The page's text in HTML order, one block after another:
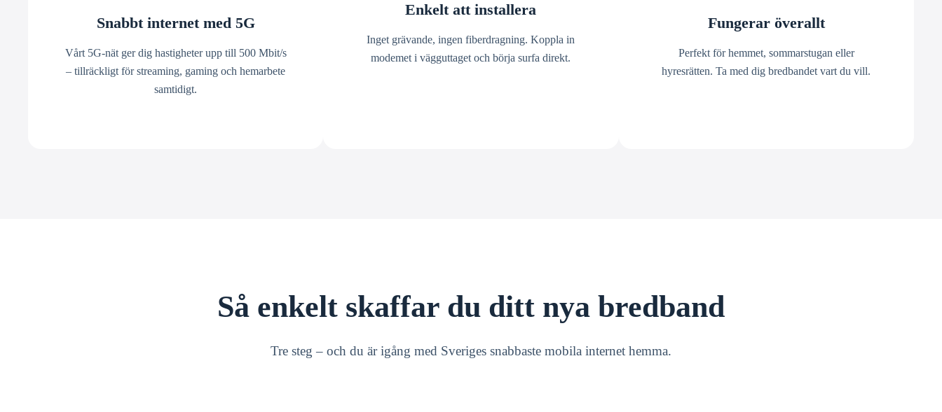
Snabbt internet med 5G
Vårt 5G-nät ger dig hastigheter upp till 500 Mbit/s
– tillräckligt för streaming, gaming och hemarbete
samtidigt.
Enkelt att installera
Inget grävande, ingen fiberdragning. Koppla in
modemet i vägguttaget och börja surfa direkt.
Fungerar överallt
Perfekt för hemmet, sommarstugan eller
hyresrätten. Ta med dig bredbandet vart du vill.
Så enkelt skaffar du ditt nya bredband
Tre steg – och du är igång med Sveriges snabbaste mobila internet hemma.